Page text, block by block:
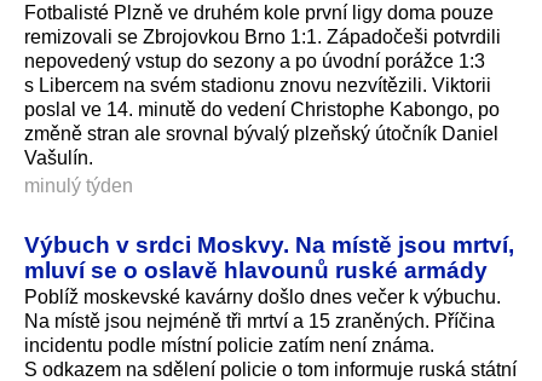
Fotbalisté Plzně ve druhém kole první ligy doma pouze
remizovali se Zbrojovkou Brno 1:1. Západočeši potvrdili
nepovedený vstup do sezony a po úvodní porážce 1:3
s Libercem na svém stadionu znovu nezvítězili. Viktorii
poslal ve 14. minutě do vedení Christophe Kabongo, po
změně stran ale srovnal bývalý plzeňský útočník Daniel
Vašulín.
minulý týden
Výbuch v srdci Moskvy. Na místě jsou mrtví,
mluví se o oslavě hlavounů ruské armády
Poblíž moskevské kavárny došlo dnes večer k výbuchu.
Na místě jsou nejméně tři mrtví a 15 zraněných. Příčina
incidentu podle místní policie zatím není známa.
S odkazem na sdělení policie o tom informuje ruská státní